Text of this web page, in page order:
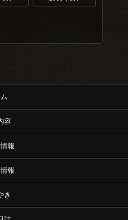
容
報
報
き